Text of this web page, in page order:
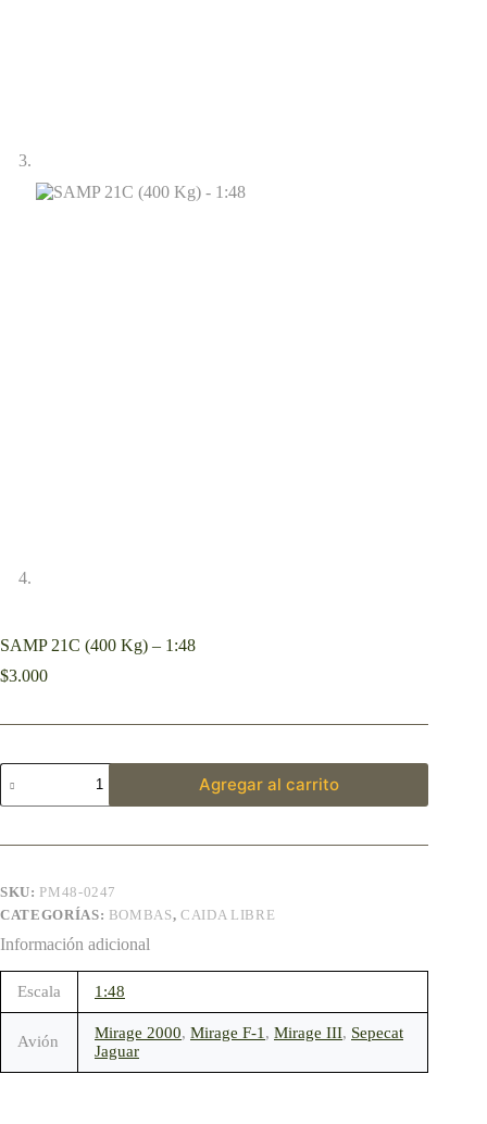
SAMP 21C (400 Kg) – 1:48
$3.000
Agregar al carrito
SKU: PM48-0247
CATEGORÍAS: BOMBAS,CAIDA LIBRE
Información adicional
Escala 1:48
Avión Mirage 2000, Mirage F-1 , Mirage III, Sepecat
Jaguar